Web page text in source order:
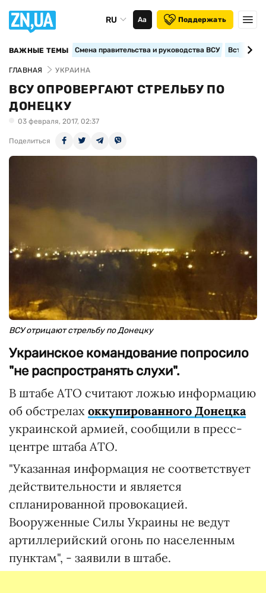
RU Аа Поддержать
ВАЖНЫЕ ТЕМЫ Смена правительства и руководства ВСУ
ГЛАВНАЯ УКРАИНА
ВСУ ОПРОВЕРГАЮТ СТРЕЛЬБУ ПО
ДОНЕЦКУ
03 февраля, 2017, 02:37
Поделиться
ВСУ отрицают стрельбу по Донецку
Украинское командование попросило
"не распространять слухи".
В штабе АТО считают ложью информацию
об обстрелах оккупированного Донецка
украинской армией, сообщили в пресс-
центре штаба АТО.
"Указанная информация не соответствует
действительности и является
спланированной провокацией.
Вооруженные Силы Украины не ведут
артиллерийский огонь по населенным
пунктам", - заявили в штабе.